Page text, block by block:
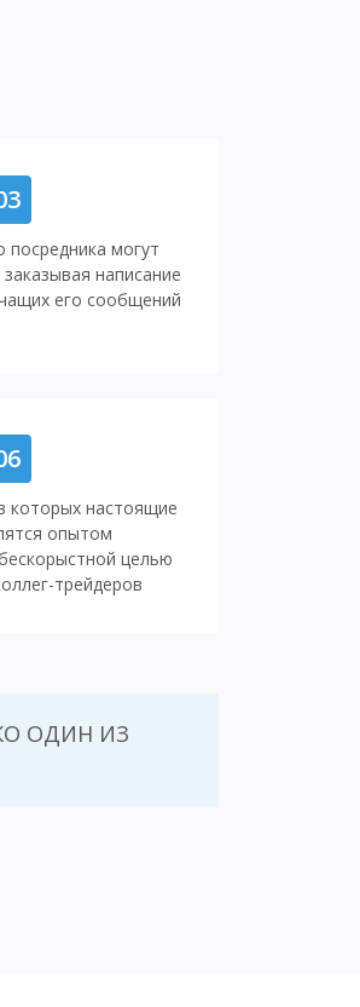
посредника могут
написание
его сообщений
которых настоящие
опытом
целью
трейдеров
ОДИН ИЗ